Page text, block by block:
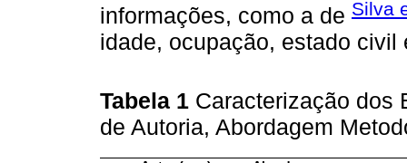
informações, como a de Silva
idade, ocupação, estado civil
Tabela 1 Caracterização dos
de Autoria, Abordagem